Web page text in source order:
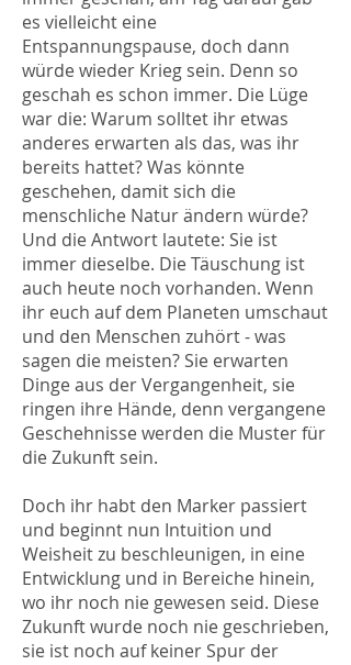
es vielleicht eine
Entspannungspause, doch dann
würde wieder Krieg sein. Denn so
geschah es schon immer. Die Lüge
war die: Warum solltet ihr etwas
anderes erwarten als das, was ihr
bereits hattet? Was könnte
geschehen, damit sich die
menschliche Natur ändern würde?
Und die Antwort lautete: Sie ist
immer dieselbe. Die Täuschung ist
auch heute noch vorhanden. Wenn
ihr euch auf dem Planeten umschaut
und den Menschen zuhört - was
sagen die meisten? Sie erwarten
Dinge aus der Vergangenheit, sie
ringen ihre Hände, denn vergangene
Geschehnisse werden die Muster für
die Zukunft sein.
Doch ihr habt den Marker passiert
und beginnt nun Intuition und
Weisheit zu beschleunigen, in eine
Entwicklung und in Bereiche hinein,
wo ihr noch nie gewesen seid. Diese
Zukunft wurde noch nie geschrieben,
sie ist noch auf keiner Spur der